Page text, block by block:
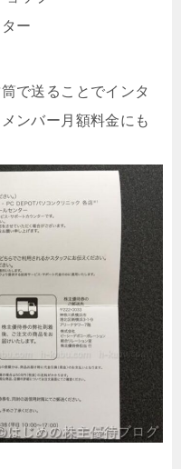
ー
で送ることでインタ
ンバー月額料金にも